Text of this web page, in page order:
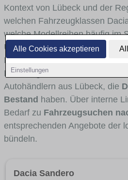
Alle Cookies akzeptieren
Einstellungen
Kontext von Lübeck und der
welchen Fahrzeugklassen
welche Modellreihen häufig im
Umlandverkehr zu sehen sind
Fahrertypen die Marke
Fahrzeuge stammen von
Autohändlern aus Lübeck, die
Bestand haben. Über interne
Bedarf zu Fahrzeugsuchen
entsprechenden Angebote der
bündeln.
Dacia Sandero